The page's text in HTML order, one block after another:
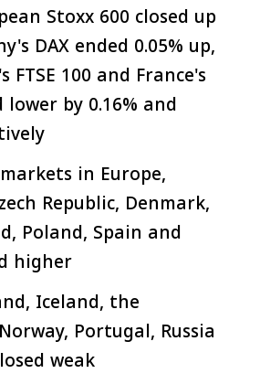
Stoxx 600 closed up
DAX ended 0.05% up,
FTSE 100 and France's
lower by 0.16% and
in Europe,
Republic, Denmark,
Poland, Spain and
higher.
Iceland, the
Portugal, Russia
weak.